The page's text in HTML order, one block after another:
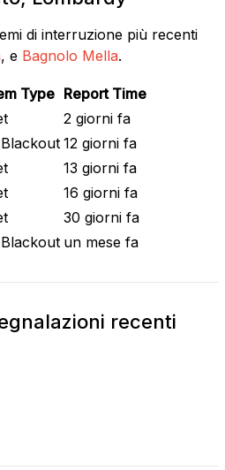
di interruzione più recenti
, e Bagnolo Mella.
Type Report Time
2 giorni fa
12 giorni fa
13 giorni fa
16 giorni fa
30 giorni fa
un mese fa
recenti